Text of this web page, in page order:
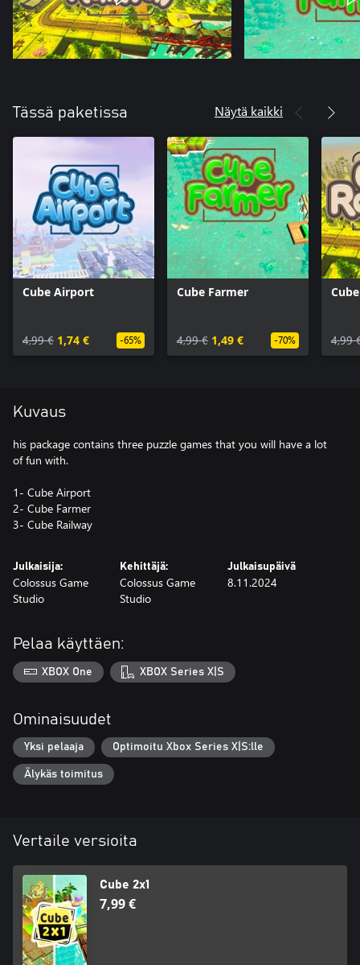
Tässä paketissa Näytä kaikki
Cube Airport
4,99 € 1,74 € -65%
Cube Farmer
4,99 € 1,49 € -70% 4,99
Kuvaus
his package contains three puzzle games that you will have a lot
of fun with.
1- Cube Airport
2- Cube Farmer
3- Cube Railway
Julkaisija:
Colossus Game
Studio
Kehittäjä:
Colossus Game
Studio
Julkaisupäivä
8.11.2024
Pelaa käyttäen:
XBOX One XBOX Series X|S
Ominaisuudet
Yksi pelaaja Optimoitu Xbox Series X|S:lle
Älykäs toimitus
Vertaile versioita
Cube 2x1
7,99 €